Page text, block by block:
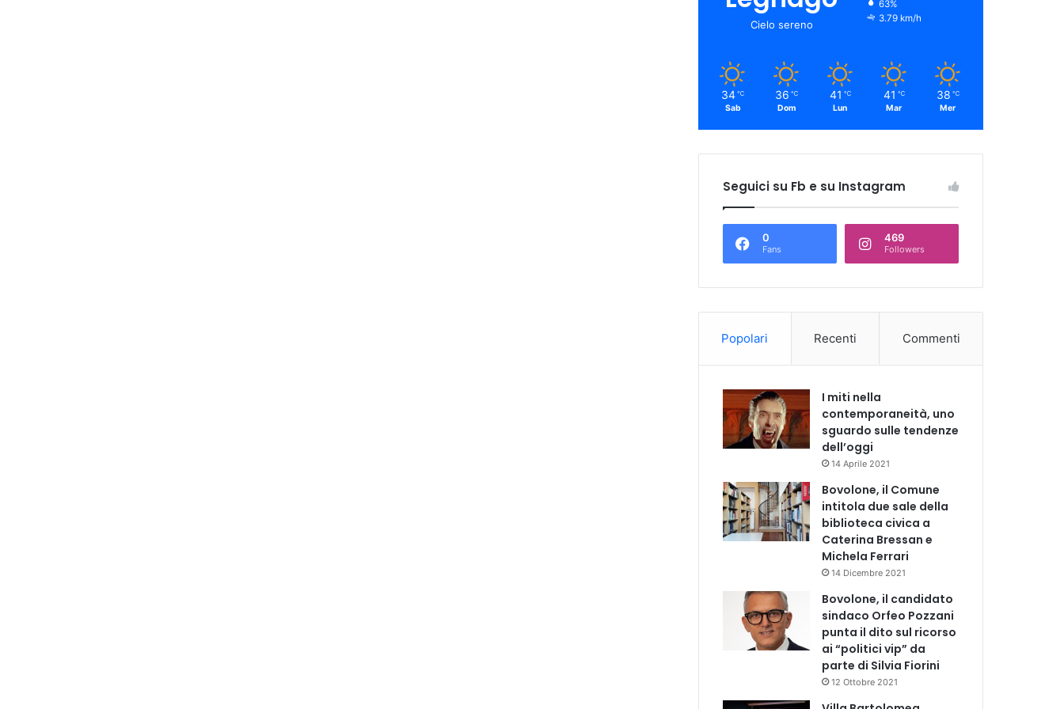
Cielo sereno
63%
3.79 km/h
34 ℃
Sab
36 ℃
Dom
41 ℃
Lun
41 ℃
Mar
38 ℃
Mer
Seguici su Fb e su Instagram
0
Fans
469
Followers
Popolari Recenti Commenti
I miti nella
contemporaneità, uno
sguardo sulle tendenze
dell’oggi
14 Aprile 2021
Bovolone, il Comune
intitola due sale della
biblioteca civica a
Caterina Bressan e
Michela Ferrari
14 Dicembre 2021
Bovolone, il candidato
sindaco Orfeo Pozzani
punta il dito sul ricorso
ai “politici vip” da
parte di Silvia Fiorini
12 Ottobre 2021